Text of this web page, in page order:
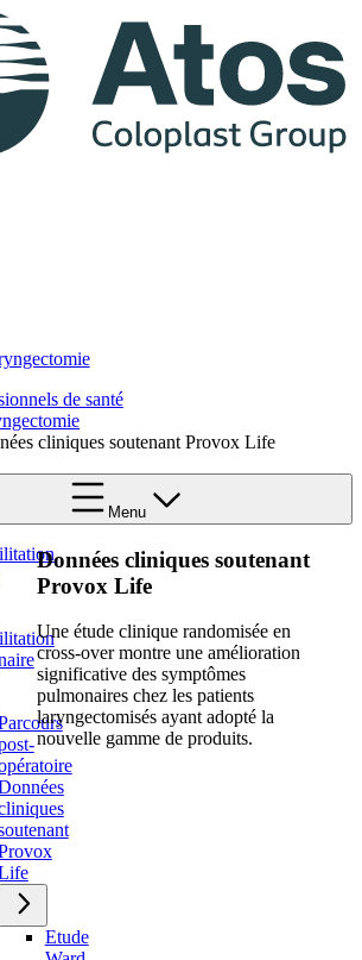
de santé
cliniques soutenant Provox Life
Menu
Etude
Données cliniques soutenant
Provox Life
Une étude clinique randomisée en
cross-over montre une amélioration
significative des symptômes
pulmonaires chez les patients
laryngectomisés ayant adopté la
nouvelle gamme de produits.